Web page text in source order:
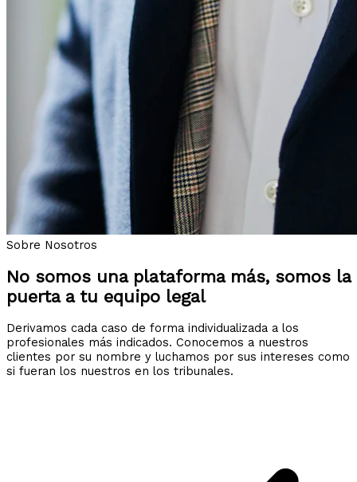
Sobre Nosotros
No somos una plataforma más, somos la
puerta a tu equipo legal
Derivamos cada caso de forma individualizada a los
profesionales más indicados. Conocemos a nuestros
clientes por su nombre y luchamos por sus intereses como
si fueran los nuestros en los tribunales.